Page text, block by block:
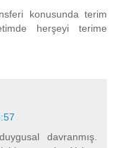
konusunda terim
herşeyi terime
davranmış.